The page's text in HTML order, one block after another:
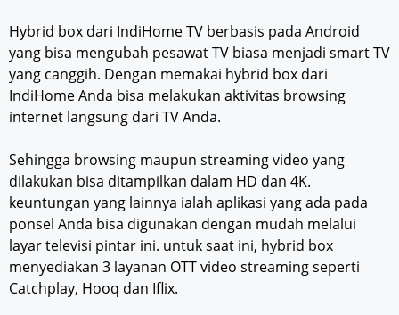
Hybrid box dari IndiHome TV berbasis pada Android
yang bisa mengubah pesawat TV biasa menjadi smart TV
yang canggih. Dengan memakai hybrid box dari
IndiHome Anda bisa melakukan aktivitas browsing
internet langsung dari TV Anda.
Sehingga browsing maupun streaming video yang
dilakukan bisa ditampilkan dalam HD dan 4K.
keuntungan yang lainnya ialah aplikasi yang ada pada
ponsel Anda bisa digunakan dengan mudah melalui
layar televisi pintar ini. untuk saat ini, hybrid box
menyediakan 3 layanan OTT video streaming seperti
Catchplay, Hooq dan Iflix.